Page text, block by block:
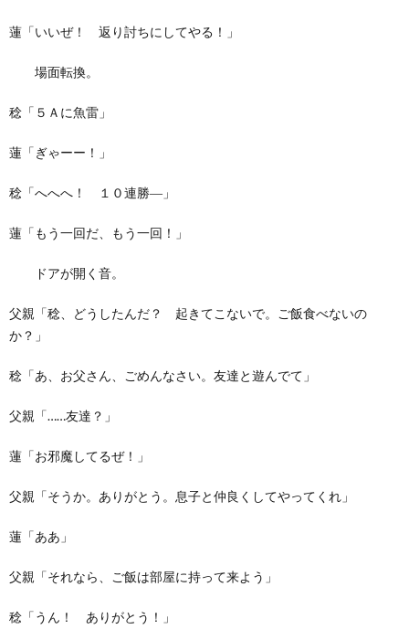
蓮「いいぜ！ 返り討ちにしてやる！」
場面転換。
稔「５Ａに魚雷」
蓮「ぎゃーー！」
稔「へへへ！ １０連勝―」
蓮「もう一回だ、もう一回！」
ドアが開く音。
父親「稔、どうしたんだ？ 起きてこないで。ご飯食べないの
か？」
稔「あ、お父さん、ごめんなさい。友達と遊んでて」
父親「……友達？」
蓮「お邪魔してるぜ！」
父親「そうか。ありがとう。息子と仲良くしてやってくれ」
蓮「ああ」
父親「それなら、ご飯は部屋に持って来よう」
稔「うん！ ありがとう！」